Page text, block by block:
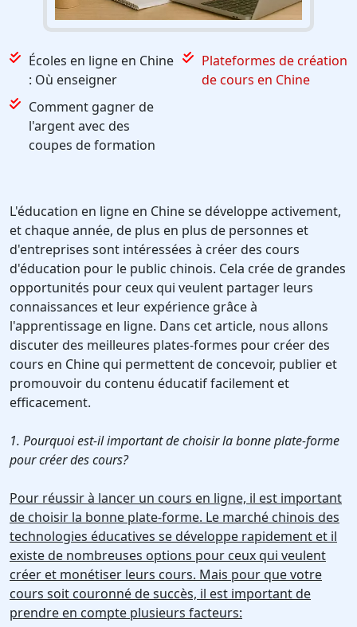
Écoles en ligne en Chine
: Où enseigner
Plateformes de création
de cours en Chine
Comment gagner de
l'argent avec des
coupes de formation
L'éducation en ligne en Chine se développe activement,
et chaque année, de plus en plus de personnes et
d'entreprises sont intéressées à créer des cours
d'éducation pour le public chinois. Cela crée de grandes
opportunités pour ceux qui veulent partager leurs
connaissances et leur expérience grâce à
l'apprentissage en ligne. Dans cet article, nous allons
discuter des meilleures plates-formes pour créer des
cours en Chine qui permettent de concevoir, publier et
promouvoir du contenu éducatif facilement et
efficacement.
1. Pourquoi est-il important de choisir la bonne plate-forme
pour créer des cours?
Pour réussir à lancer un cours en ligne, il est important
de choisir la bonne plate-forme. Le marché chinois des
technologies éducatives se développe rapidement et il
existe de nombreuses options pour ceux qui veulent
créer et monétiser leurs cours. Mais pour que votre
cours soit couronné de succès, il est important de
prendre en compte plusieurs facteurs: